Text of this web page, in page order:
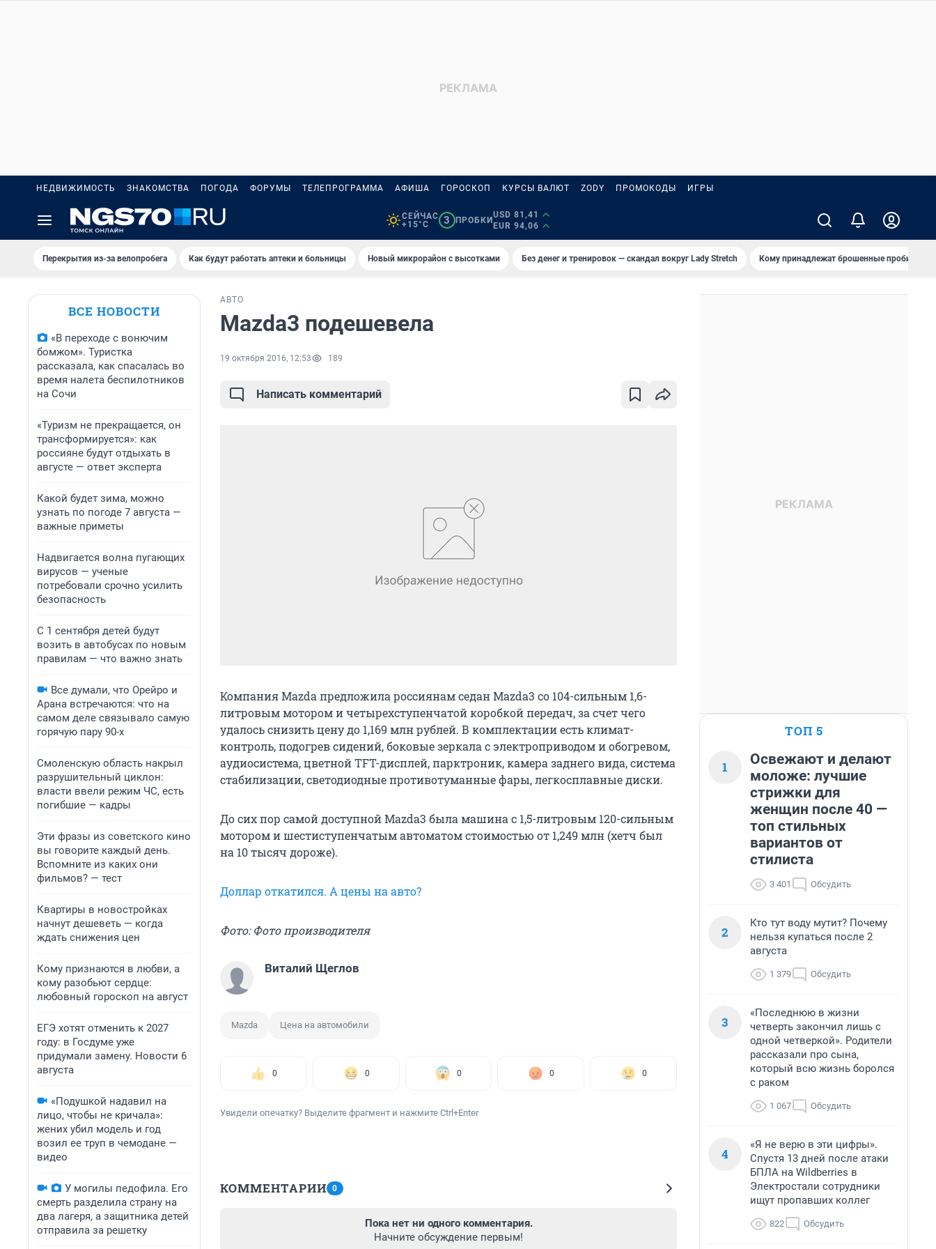
НЕДВИЖИМОСТЬ ЗНАКОМСТВА ПОГОДА ФОРУМЫ ТЕЛЕПРОГРАММА АФИША ГОРОСКОП КУРСЫ ВАЛЮТ ZODY ПРОМОКОДЫ ИГРЫ
СЕЙЧАС
+15°C
3 ПРОБКИ
USD 81,41
EUR 94,06
Перекрытия из-за велопробега Как будут работать аптеки и больницы Новый микрорайон с высотками Без денег и тренировок — скандал вокруг Lady Stretch Кому принадлежат брошенные пробирки?
ВСЕ НОВОСТИ
«В переходе с вонючим
бомжом». Туристка
рассказала, как спасалась во
время налета беспилотников
на Сочи
«Туризм не прекращается, он
трансформируется»: как
россияне будут отдыхать в
августе — ответ эксперта
Какой будет зима, можно
узнать по погоде 7 августа —
важные приметы
Надвигается волна пугающих
вирусов — ученые
потребовали срочно усилить
безопасность
С 1 сентября детей будут
возить в автобусах по новым
правилам — что важно знать
Все думали, что Орейро и
Арана встречаются: что на
самом деле связывало самую
горячую пару 90-х
Смоленскую область накрыл
разрушительный циклон:
власти ввели режим ЧС, есть
погибшие — кадры
Эти фразы из советского кино
вы говорите каждый день.
Вспомните из каких они
фильмов? — тест
Квартиры в новостройках
начнут дешеветь — когда
ждать снижения цен
Кому признаются в любви, а
кому разобьют сердце:
любовный гороскоп на август
ЕГЭ хотят отменить к 2027
году: в Госдуме уже
придумали замену. Новости 6
августа
«Подушкой надавил на
лицо, чтобы не кричала»:
жених убил модель и год
возил ее труп в чемодане —
видео
У могилы педофила. Его
смерть разделила страну на
два лагеря, а защитника детей
отправила за решетку
АВТО
Mazda3 подешевела
19 октября 2016, 12:53 189
Написать комментарий
Компания Mazda предложила россиянам седан Mazda3 со 104-сильным 1,6-
литровым мотором и четырехступенчатой коробкой передач, за счет чего
удалось снизить цену до 1,169 млн рублей. В комплектации есть климат-
контроль, подогрев сидений, боковые зеркала с электроприводом и обогревом,
аудиосистема, цветной TFT-дисплей, парктроник, камера заднего вида, система
стабилизации, светодиодные противотуманные фары, легкосплавные диски.
До сих пор самой доступной Mazda3 была машина с 1,5-литровым 120-сильным
мотором и шестиступенчатым автоматом стоимостью от 1,249 млн (хетч был
на 10 тысяч дороже).
Доллар откатился. А цены на авто?
Фото: Фото производителя
Виталий Щеглов
Mazda Цена на автомобили
0 0 0 0 0
Увидели опечатку? Выделите фрагмент и нажмите Ctrl+Enter
КОММЕНТАРИИ 0
Пока нет ни одного комментария.
Начните обсуждение первым!
ТОП 5
1
Освежают и делают
моложе: лучшие
стрижки для
женщин после 40 —
топ стильных
вариантов от
стилиста
3 401 Обсудить
2
Кто тут воду мутит? Почему
нельзя купаться после 2
августа
1 379 Обсудить
3
«Последнюю в жизни
четверть закончил лишь с
одной четверкой». Родители
рассказали про сына,
который всю жизнь боролся
с раком
1 067 Обсудить
4
«Я не верю в эти цифры».
Спустя 13 дней после атаки
БПЛА на Wildberries в
Электростали сотрудники
ищут пропавших коллег
822 Обсудить